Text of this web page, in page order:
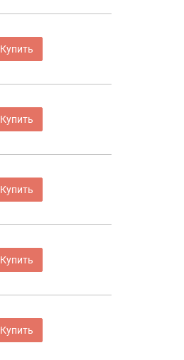
Купить
Купить
Купить
Купить
Купить